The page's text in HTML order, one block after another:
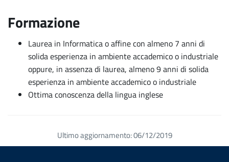
Formazione
Laurea in Informatica o affine con almeno 7 anni di
solida esperienza in ambiente accademico o industriale
oppure, in assenza di laurea, almeno 9 anni di solida
esperienza in ambiente accademico o industriale
Ottima conoscenza della lingua inglese
Ultimo aggiornamento: 06/12/2019